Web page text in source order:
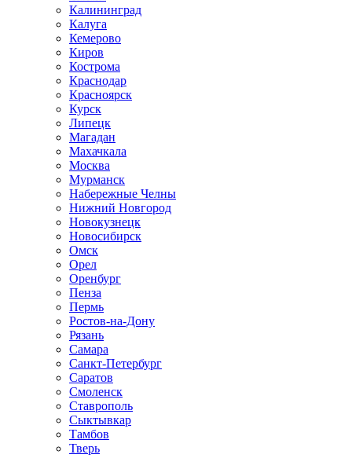
Калининград
Калуга
Кемерово
Киров
Кострома
Краснодар
Красноярск
Курск
Липецк
Магадан
Махачкала
Москва
Мурманск
Набережные Челны
Нижний Новгород
Новокузнецк
Новосибирск
Омск
Орел
Оренбург
Пенза
Пермь
Ростов-на-Дону
Рязань
Самара
Санкт-Петербург
Саратов
Смоленск
Ставрополь
Сыктывкар
Тамбов
Тверь